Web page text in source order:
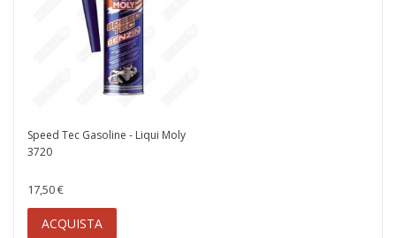
Speed Tec Gasoline - Liqui Moly
3720
17,50 €
ACQUISTA